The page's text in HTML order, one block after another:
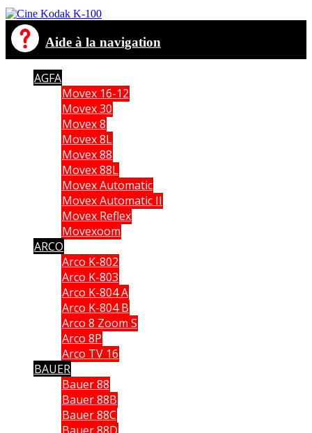
Aide à la navigation
AGFA
Movex 16-12
Movex 30
Movex 8
Movex 8L
Movex 88
Movex 88L
Movex Automatic
Movex Automatic II
Movex Reflex
Movexoom
ARCO
Arco K-802
Arco K-803
Arco K-804 A
Arco K-804 B
Arco 8 Zoom S
Arco 8P
Arco TV 16
BAUER
Bauer 88
Bauer 88B
Bauer 88C